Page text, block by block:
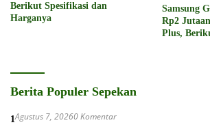
Berikut Spesifikasi dan
Harganya
Samsung
Rp2
Plus,
Berita Populer Sepekan
1Agustus 7, 20260 Komentar